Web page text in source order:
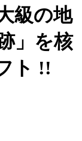
級の地
」を核
ト !!